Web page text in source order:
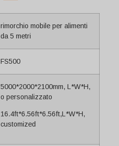
rimorchio mobile per alimenti
da 5 metri
FS500
5000*2000*2100mm, L*W*H,
o personalizzato
16.4ft*6.56ft*6.56ft,L*W*H,
customized